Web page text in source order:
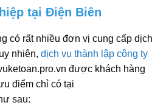
tại Điện Biên
có rất nhiều đơn vị cung cấp dịch
nhiên, dịch vụ thành lập công ty
được khách hàng
điểm chỉ có tại
sau: